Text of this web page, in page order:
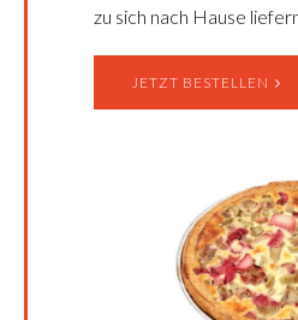
zu sich nach Hause
JETZT BESTELLEN